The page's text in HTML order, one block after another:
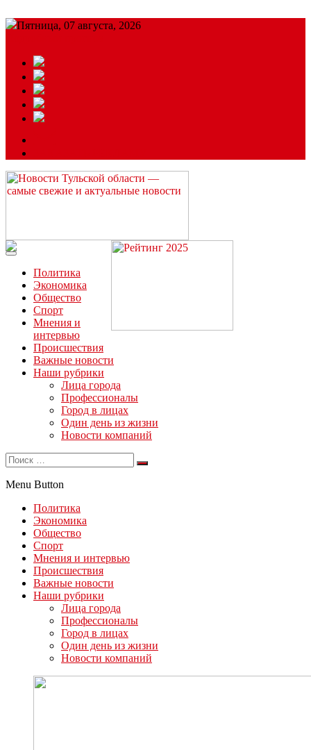
Пятница, 07 августа, 2026
Читайте последние новости дня в Тульской области на сайте
“ЗаНовомосковск”
Политика
Экономика
Общество
Спорт
Мнения и
интервью
Происшествия
Важные новости
Наши рубрики
Лица города
Профессионалы
Город в лицах
Один день из жизни
Новости компаний
Menu Button
Политика
Экономика
Общество
Спорт
Мнения и интервью
Происшествия
Важные новости
Наши рубрики
Лица города
Профессионалы
Город в лицах
Один день из жизни
Новости компаний